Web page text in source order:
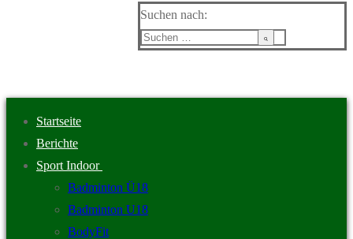
Suchen nach:
Startseite
Berichte
Sport Indoor
Badminton Ü18
Badminton U18
BodyFit